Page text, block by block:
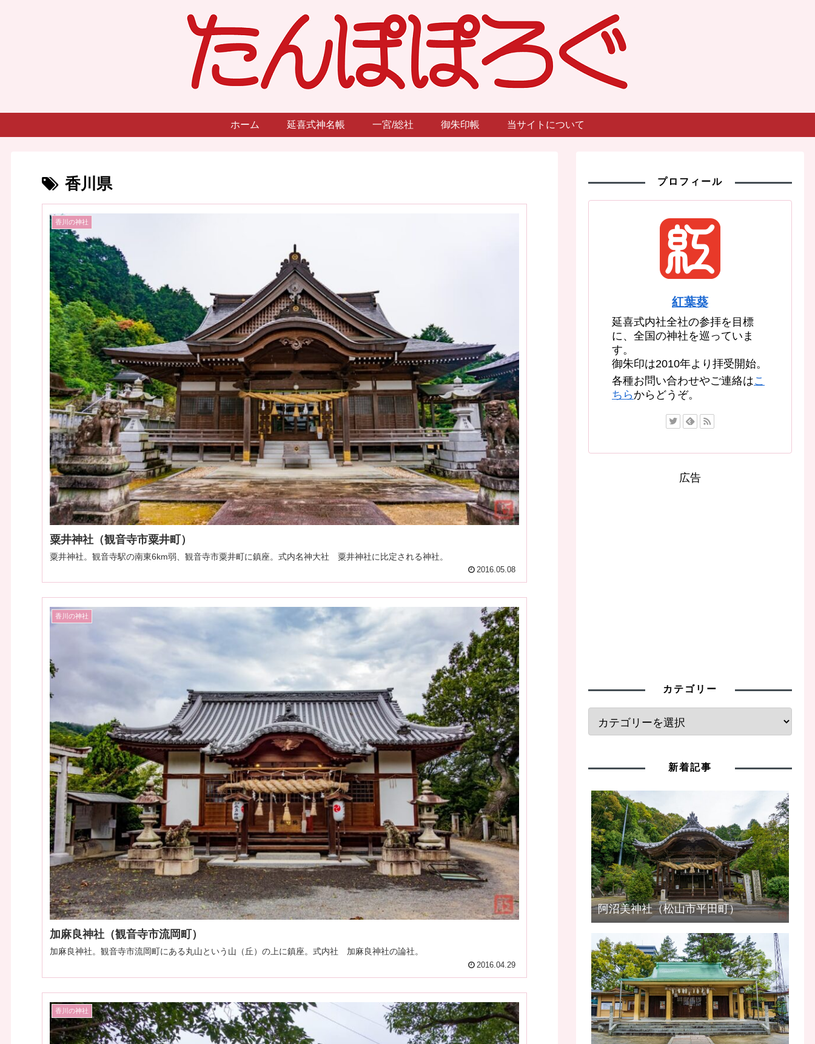
ホーム 延喜式神名帳 一宮/総社 御朱印帳 当サイトについて
香川県
香川の神社
粟井神社（観音寺市粟井町）
粟井神社。観音寺駅の南東6km弱、観音寺市粟井町に鎮座。式内名神大社 粟井神社に比定される神社。
2016.05.08
香川の神社
加麻良神社（観音寺市流岡町）
加麻良神社。観音寺市流岡町にある丸山という山（丘）の上に鎮座。式内社 加麻良神社の論社。
2016.04.29
香川の神社
プロフィール
紅葉葵
延喜式内社全社の参拝を目標
に、全国の神社を巡っていま
す。
御朱印は2010年より拝受開始。
各種お問い合わせやご連絡はこ
ちらからどうぞ。
広告
カテゴリー
新着記事
阿沼美神社（松山市平田町）